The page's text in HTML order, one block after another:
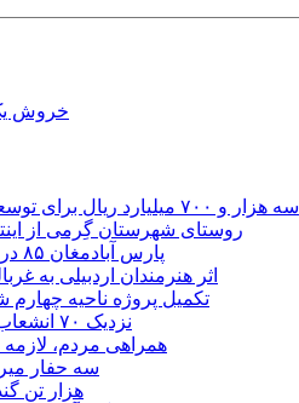
خروش
سه هزار و ۷۰۰ میلیارد ریال برای توسعه زیرساخت عشایر اردبیل ابلاغ شد
۴۰ روستای شهرستان گِرمی از
پارس آبادمغان ۸۵ درصد بذر ذرت کشور را تامین می کند
۴۵ اثر هنرمندان اردبیلی به
تکمیل پروژه ناحیه چهارم
نزدیک ۷۰ انشعاب غیرمجاز برق در اردبیل برچیده شد
همراهی مردم،
سه حفار
۸۰ هزار تن